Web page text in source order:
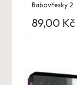
Babovřesky 2
89,00 Kč